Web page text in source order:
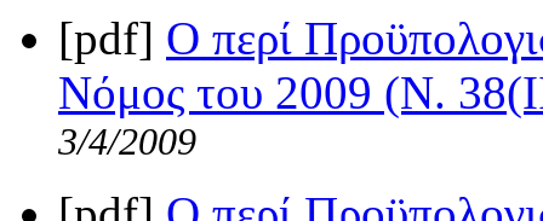
[pdf] Ο περί
Νόμος του 2009 (Ν.
3/4/2009